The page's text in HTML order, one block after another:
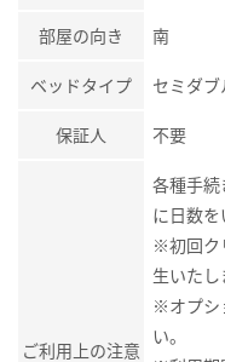
部屋の向き 南
ベッドタイプ セミダブ
保証人 不要
ご利用上の注意
各種手
に日数を
※初回ク
生いたし
※オプシ
い。